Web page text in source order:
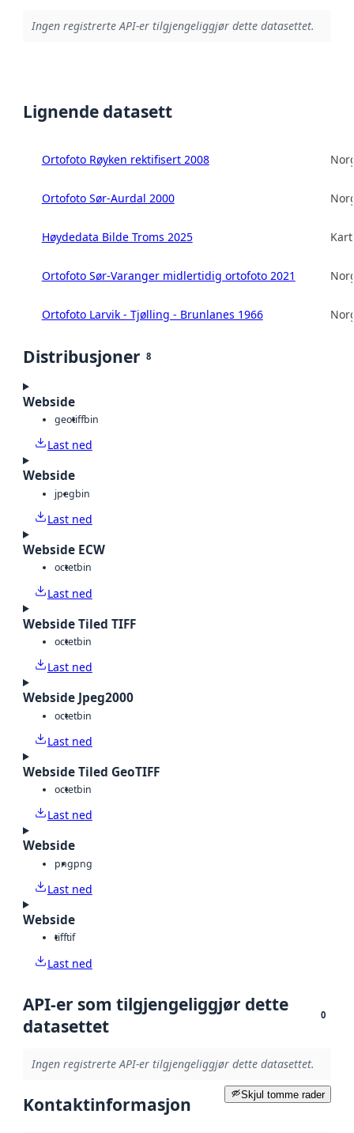
Ingen registrerte API-er tilgjengeliggjør dette datasettet.
Lignende datasett
Ortofoto Røyken rektifisert 2008
Ortofoto Sør-Aurdal 2000
Høydedata Bilde Troms 2025
Ortofoto Sør-Varanger midlertidig ortofoto 2021
Ortofoto Larvik - Tjølling - Brunlanes 1966
Distribusjoner 8
Webside
geotiffbin
Last ned
Webside
jpegbin
Last ned
Webside ECW
octetbin
Last ned
Webside Tiled TIFF
octetbin
Last ned
Webside Jpeg2000
octetbin
Last ned
Webside Tiled GeoTIFF
octetbin
Last ned
Webside
pngpng
Last ned
Webside
tifftif
Last ned
API-er som tilgjengeliggjør dette
datasettet
0
Ingen registrerte API-er tilgjengeliggjør dette datasettet.
Skjul tomme rader
Kontaktinformasjon